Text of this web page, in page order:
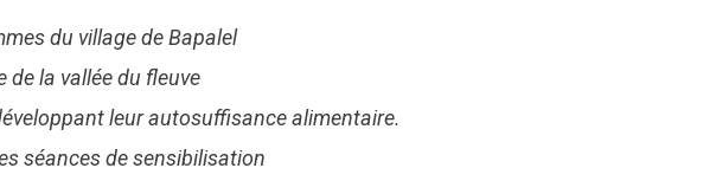
du village de Bapalel
de la vallée du fleuve
leur autosuffisance alimentaire.
séances de sensibilisation